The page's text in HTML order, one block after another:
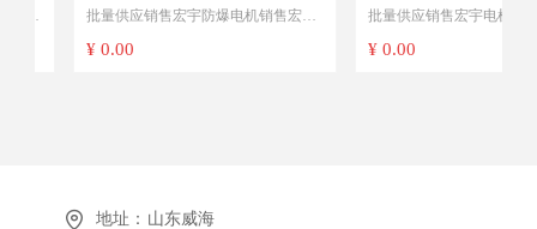
列高效率隔爆型三相异步电动机
批量供应销售宏宇防爆电机销售宏宇
YBX3系列高效率隔爆型三相异步电
¥ 0.00
频调速三相异步电动机
批量供应销售宏宇电机销售宏宇
YVF2系列变频调速三相异步电
¥ 0.00
地址： 山东威海